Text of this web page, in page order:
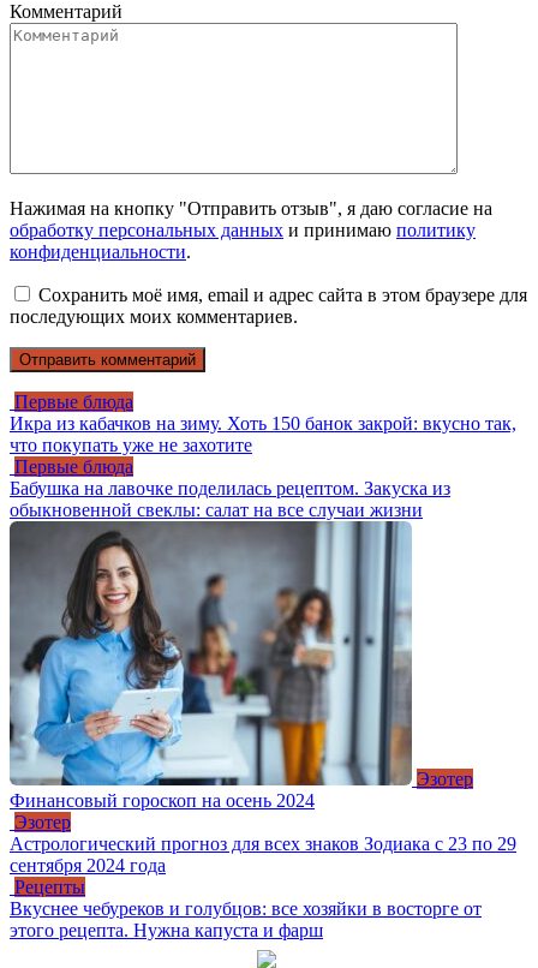
Комментарий
Нажимая на кнопку "Отправить отзыв", я даю согласие на
обработку персональных данных и принимаю политику
конфиденциальности.
Сохранить моё имя, email и адрес сайта в этом браузере для
последующих моих комментариев.
Первые блюда
Икра из кабачков на зиму. Хоть 150 банок закрой: вкусно так,
что покупать уже не захотите
Первые блюда
Бабушка на лавочке поделилась рецептом. Закуска из
обыкновенной свеклы: салат на все случаи жизни
Эзотер
Финансовый гороскоп на осень 2024
Эзотер
Астрологический прогноз для всех знаков Зодиака с 23 по 29
сентября 2024 года
Рецепты
Вкуснее чебуреков и голубцов: все хозяйки в восторге от
этого рецепта. Нужна капуста и фарш